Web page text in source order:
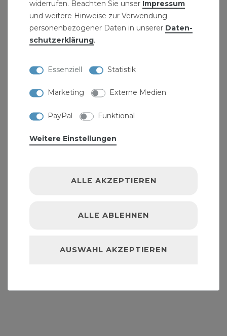
Strahlreglerübergang Chrom für Wasserhahn
widerrufen. Beachten Sie unser Impressum
und weitere Hinweise zur Verwendung
personenbezogener Daten in unserer Daten­
schutz­erklärung.
Essenziell Statistik
Marketing Externe Medien
PayPal Funktional
Weitere Einstellungen
ALLE AKZEPTIEREN
ALLE ABLEHNEN
AUSWAHL AKZEPTIEREN